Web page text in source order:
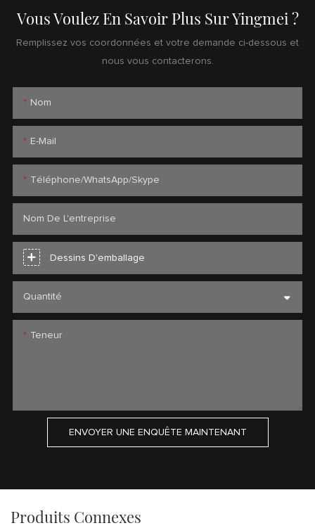
Vous Voulez En Savoir Plus Sur Yingmei ?
Remplissez vos coordonnées et votre demande ci-dessous et
nous vous contacterons.
Nom
E-Mail
Téléphone/WhatsApp/Skype
Nom De L'entreprise
Dessins D'emballage
Quantité
Teneur
ENVOYER UNE ENQUÊTE MAINTENANT
Produits Connexes